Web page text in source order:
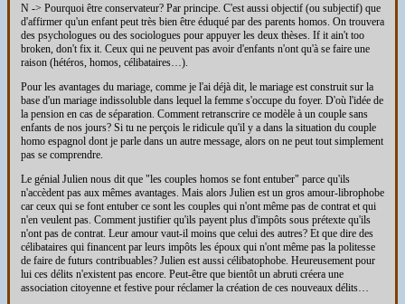
N -> Pourquoi être conservateur? Par principe. C'est aussi objectif (ou subjectif) que
d'affirmer qu'un enfant peut très bien être éduqué par des parents homos. On trouvera
des psychologues ou des sociologues pour appuyer les deux thèses. If it ain't too
broken, don't fix it. Ceux qui ne peuvent pas avoir d'enfants n'ont qu'à se faire une
raison (hétéros, homos, célibataires…).
Pour les avantages du mariage, comme je l'ai déjà dit, le mariage est construit sur la
base d'un mariage indissoluble dans lequel la femme s'occupe du foyer. D'où l'idée de
la pension en cas de séparation. Comment retranscrire ce modèle à un couple sans
enfants de nos jours? Si tu ne perçois le ridicule qu'il y a dans la situation du couple
homo espagnol dont je parle dans un autre message, alors on ne peut tout simplement
pas se comprendre.
Le génial Julien nous dit que "les couples homos se font entuber" parce qu'ils
n'accèdent pas aux mêmes avantages. Mais alors Julien est un gros amour-librophobe
car ceux qui se font entuber ce sont les couples qui n'ont même pas de contrat et qui
n'en veulent pas. Comment justifier qu'ils payent plus d'impôts sous prétexte qu'ils
n'ont pas de contrat. Leur amour vaut-il moins que celui des autres? Et que dire des
célibataires qui financent par leurs impôts les époux qui n'ont même pas la politesse
de faire de futurs contribuables? Julien est aussi célibatophobe. Heureusement pour
lui ces délits n'existent pas encore. Peut-être que bientôt un abruti créera une
association citoyenne et festive pour réclamer la création de ces nouveaux délits…